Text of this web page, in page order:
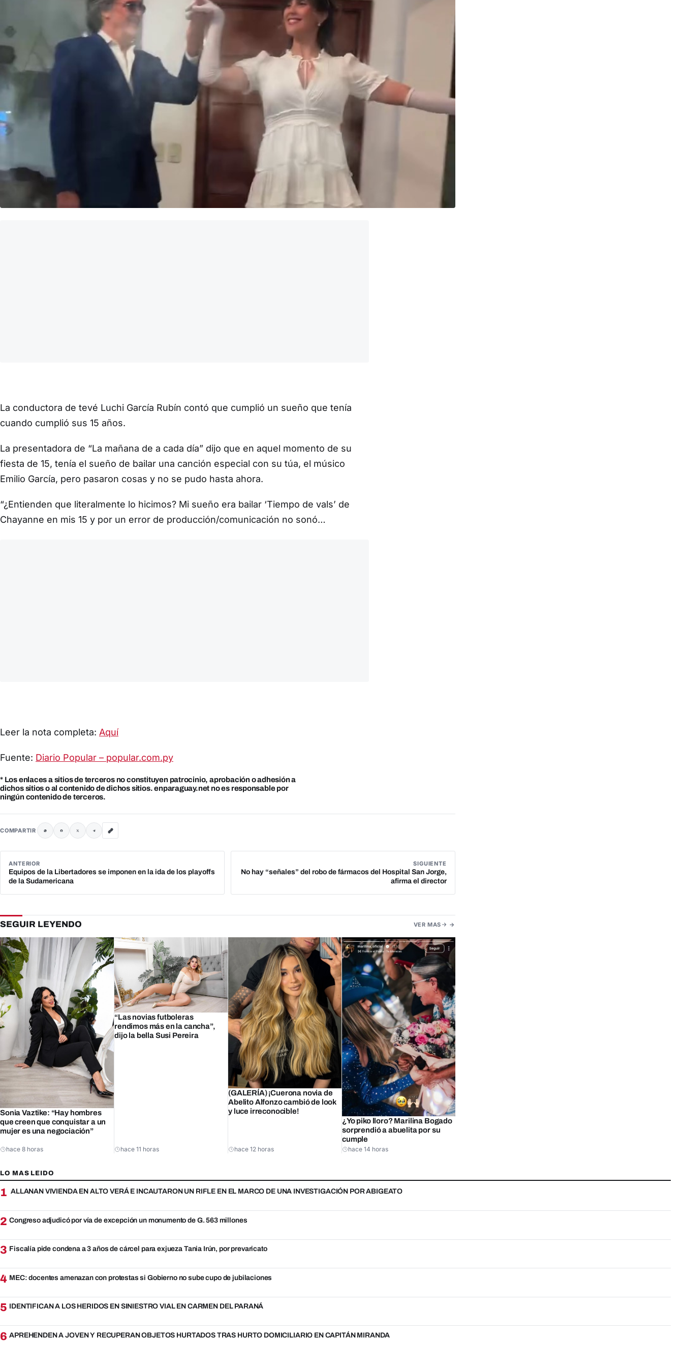
La conductora de tevé Luchi García Rubín contó que cumplió un sueño que tenía
cuando cumplió sus 15 años.
La presentadora de “La mañana de a cada día” dijo que en aquel momento de su
fiesta de 15, tenía el sueño de bailar una canción especial con su túa, el músico
Emilio García, pero pasaron cosas y no se pudo hasta ahora.
“¿Entienden que literalmente lo hicimos? Mi sueño era bailar ‘Tiempo de vals’ de
Chayanne en mis 15 y por un error de producción/comunicación no sonó…
Leer la nota completa: Aquí
Fuente: Diario Popular – popular.com.py
* Los enlaces a sitios de terceros no constituyen patrocinio, aprobación o adhesión a
dichos sitios o al contenido de dichos sitios. enparaguay.net no es responsable por
ningún contenido de terceros.
COMPARTIR
ANTERIOR
Equipos de la Libertadores se imponen en la ida de los playoffs
de la Sudamericana
SIGUIENTE
No hay “señales” del robo de fármacos del Hospital San Jorge,
afirma el director
SEGUIR LEYENDO VER MAS
Sonia Vaztike: “Hay hombres
que creen que conquistar a un
mujer es una negociación”
hace 8 horas
“Las novias futboleras
rendimos más en la cancha”,
dijo la bella Susi Pereira
hace 11 horas
(GALERÍA) ¡Cuerona novia de
Abelito Alfonzo cambió de look
y luce irreconocible!
hace 12 horas
¿Yo piko lloro? Marilina Bogado
sorprendió a abuelita por su
cumple
hace 14 horas
LO MAS LEIDO
1 ALLANAN VIVIENDA EN ALTO VERÁ E INCAUTARON UN RIFLE EN EL MARCO DE UNA INVESTIGACIÓN POR ABIGEATO
2 Congreso adjudicó por vía de excepción un monumento de G. 563 millones
3 Fiscalía pide condena a 3 años de cárcel para exjueza Tania Irún, por prevaricato
4 MEC: docentes amenazan con protestas si Gobierno no sube cupo de jubilaciones
5 IDENTIFICAN A LOS HERIDOS EN SINIESTRO VIAL EN CARMEN DEL PARANÁ
6 APREHENDEN A JOVEN Y RECUPERAN OBJETOS HURTADOS TRAS HURTO DOMICILIARIO EN CAPITÁN MIRANDA